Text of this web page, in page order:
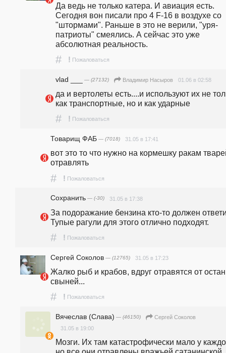
Да ведь не только катера. И авиация есть.
Сегодня вон писали про 4 F-16 в воздухе со
"штормами". Раньше в это не верили, "уря-
патриоты" смеялись. А сейчас это уже
абсолютная реальность.
# ! Пожаловаться
vlad ___ — (27132) Владимир Насыров 01.06 в 02:58
да и вертолеты есть....и используют их не
как транспортные, но и как ударные
# ! Пожаловаться
Товарищ ФАБ — (7018) 31.05 в 17:41
вот это то что нужно на кормешку ракам
отравлять
# ! Пожаловаться
Сохранить — (-30) 31.05 в 17:38
За подоражание бензина кто-то должен
Тупые рагули для этого отлично подходят.
# ! Пожаловаться
Сергей Соколов — (12765) 31.05 в 17:23
Жалко рыб и крабов, вдруг отравятся от
свыней...
# ! Пожаловаться
Вячеслав (Слава) — (46150)
Сергей Соколов
31.05 в 19:00
Мозги. Их там катастрофически мало у